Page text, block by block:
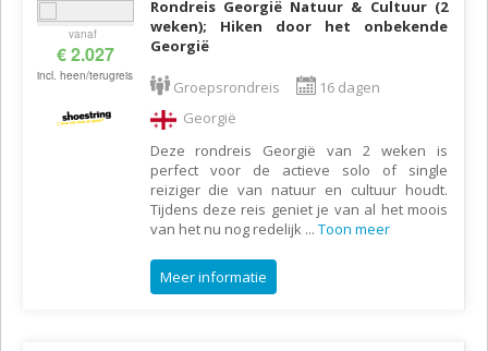
vanaf
€ 2.027
incl. heen/terugreis
Rondreis Georgië Natuur & Cultuur (2
weken); Hiken door het onbekende
Georgië
Groepsrondreis
16 dagen
Georgië
Deze rondreis Georgië van 2 weken is
perfect voor de actieve solo of single
reiziger die van natuur en cultuur houdt.
Tijdens deze reis geniet je van al het moois
van het nu nog redelijk ... Toon meer
Meer informatie